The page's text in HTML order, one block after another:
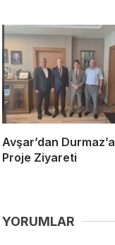
Avşar’dan Durmaz’a
Proje Ziyareti
YORUMLAR